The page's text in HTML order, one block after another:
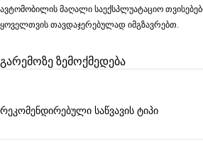
ავტომობილის მაღალი საექსპლუატაციო
ყოველთვის თავდაჯერებულად იმგზავრებთ.
გარემოზე ზემოქმედება
რეკომენდირებული საწვავის ტიპი